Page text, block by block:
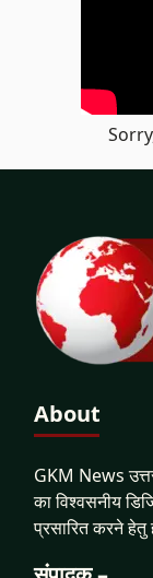
About
GKM News
का विश्वसनीय
प्रसारित करने